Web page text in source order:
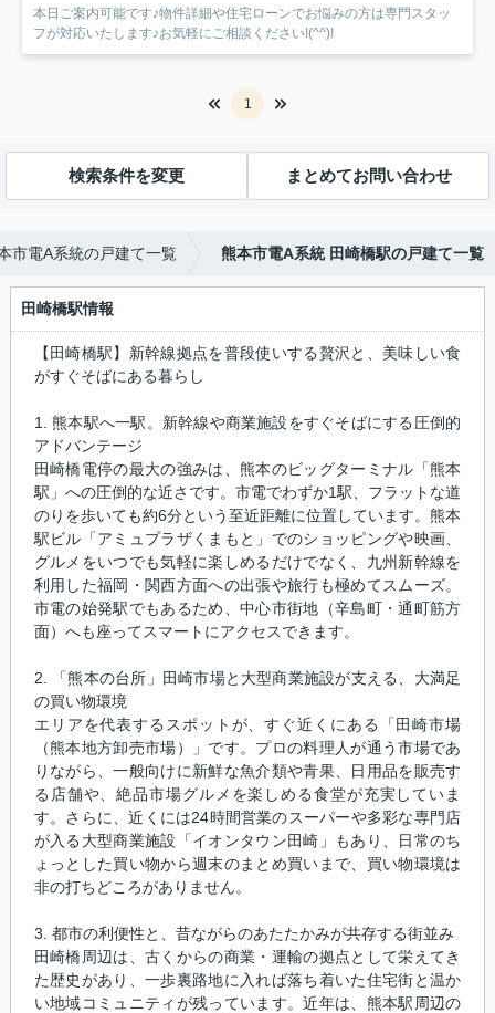
本日ご案内可能です♪物件詳細や住宅ローンでお悩みの方は専門スタッ
フが対応いたします♪お気軽にご相談ください!(^^)!
1
検索条件を変更 まとめてお問い合わせ
市電A系統の戸建て一覧 熊本市電A系統 田崎橋駅の戸建て一覧
田崎橋駅情報
【田崎橋駅】新幹線拠点を普段使いする贅沢と、美味しい食
がすぐそばにある暮らし
1. 熊本駅へ一駅。新幹線や商業施設をすぐそばにする圧倒的
アドバンテージ
田崎橋電停の最大の強みは、熊本のビッグターミナル「熊本
駅」への圧倒的な近さです。市電でわずか1駅、フラットな道
のりを歩いても約6分という至近距離に位置しています。熊本
駅ビル「アミュプラザくまもと」でのショッピングや映画、
グルメをいつでも気軽に楽しめるだけでなく、九州新幹線を
利用した福岡・関西方面への出張や旅行も極めてスムーズ。
市電の始発駅でもあるため、中心市街地（辛島町・通町筋方
面）へも座ってスマートにアクセスできます。
2. 「熊本の台所」田崎市場と大型商業施設が支える、大満足
の買い物環境
エリアを代表するスポットが、すぐ近くにある「田崎市場
（熊本地方卸売市場）」です。プロの料理人が通う市場であ
りながら、一般向けに新鮮な魚介類や青果、日用品を販売す
る店舗や、絶品市場グルメを楽しめる食堂が充実していま
す。さらに、近くには24時間営業のスーパーや多彩な専門店
が入る大型商業施設「イオンタウン田崎」もあり、日常のち
ょっとした買い物から週末のまとめ買いまで、買い物環境は
非の打ちどころがありません。
3. 都市の利便性と、昔ながらのあたたかみが共存する街並み
田崎橋周辺は、古くからの商業・運輸の拠点として栄えてき
た歴史があり、一歩裏路地に入れば落ち着いた住宅街と温か
い地域コミュニティが残っています。近年は、熊本駅周辺の